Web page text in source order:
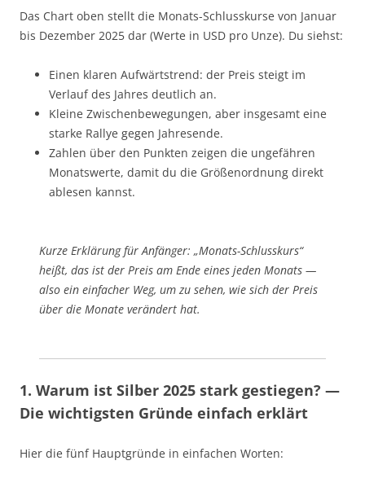
Das Chart oben stellt die Monats-Schlusskurse von Januar
bis Dezember 2025 dar (Werte in USD pro Unze). Du siehst:
Einen klaren Aufwärtstrend: der Preis steigt im
Verlauf des Jahres deutlich an.
Kleine Zwischenbewegungen, aber insgesamt eine
starke Rallye gegen Jahresende.
Zahlen über den Punkten zeigen die ungefähren
Monatswerte, damit du die Größenordnung direkt
ablesen kannst.
Kurze Erklärung für Anfänger: „Monats-Schlusskurs“
heißt, das ist der Preis am Ende eines jeden Monats —
also ein einfacher Weg, um zu sehen, wie sich der Preis
über die Monate verändert hat.
1. Warum ist Silber 2025 stark gestiegen? —
Die wichtigsten Gründe einfach erklärt
Hier die fünf Hauptgründe in einfachen Worten: